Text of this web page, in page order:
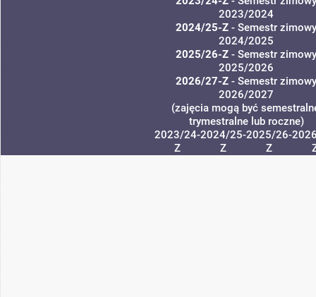
2023/2024
2024/25-Z - Semestr zimowy
2024/2025
2025/26-Z - Semestr zimowy
2025/2026
2026/27-Z - Semestr zimowy
2026/2027
(zajęcia mogą być
trymestralne lub roczne)
2023/24-
Z
2024/25-
Z
2025/26-
Z